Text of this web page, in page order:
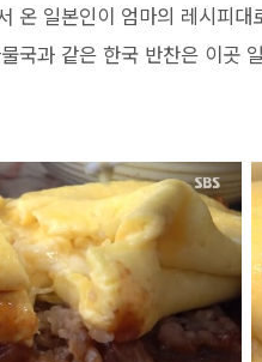
온 일본인이 엄마의 레시피
국과 같은 한국 반찬은 이곳